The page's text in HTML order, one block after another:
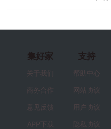
集好家
关于我们
商务合作
意见反馈
APP下载
支持
帮助中心
网站协议
用户协议
隐私协议